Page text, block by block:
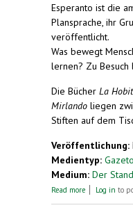
Esperanto ist die
Plansprache, ihr
veröffentlicht.
Was bewegt
lernen? Zu
Die Bücher La
Mirlando liegen
Stiften auf dem
Veröffentlichung:
Medientyp:
Medium: Der
Read more about Bonan
Log in to